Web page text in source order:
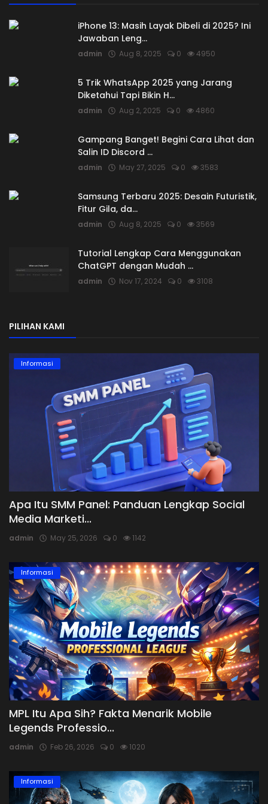
iPhone 13: Masih Layak Dibeli di 2025? Ini
Jawaban Leng...
admin Aug 8, 2025 0 4950
5 Trik WhatsApp 2025 yang Jarang
Diketahui Tapi Bikin H...
admin Aug 2, 2025 0 4860
Gampang Banget! Begini Cara Lihat dan
Salin ID Discord ...
admin May 27, 2025 0 3583
Samsung Terbaru 2025: Desain Futuristik,
Fitur Gila, da...
admin Aug 8, 2025 0 3569
Tutorial Lengkap Cara Menggunakan
ChatGPT dengan Mudah ...
admin Nov 17, 2024 0 3108
PILIHAN KAMI
Informasi
Apa Itu SMM Panel: Panduan Lengkap Social
Media Marketi...
admin May 25, 2026 0 1142
Informasi
MPL Itu Apa Sih? Fakta Menarik Mobile
Legends Professio...
admin Feb 26, 2026 0 1020
Informasi